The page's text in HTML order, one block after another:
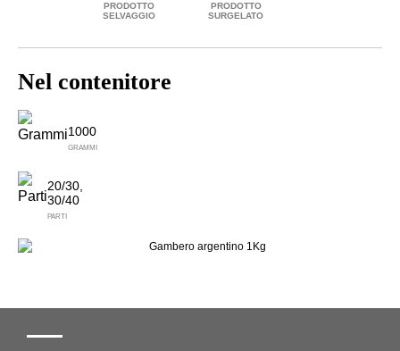
PRODOTTO
SELVAGGIO
PRODOTTO
SURGELATO
Nel contenitore
1000
GRAMMI
20/30,
30/40
PARTI